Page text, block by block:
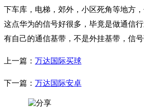
下车库，电梯，郊外，小区死角等地方
这点华为的信号好很多，毕竟是做通信
有自己的通信基带，不是外挂基带，信号
上一篇： 万达国际买球
下一篇： 万达国际安卓